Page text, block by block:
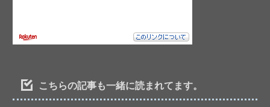
こちらの記事も一緒に読まれてます。